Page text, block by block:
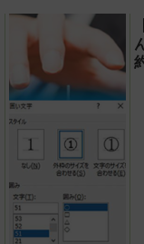
ス化でき
ーを徹底
テム『